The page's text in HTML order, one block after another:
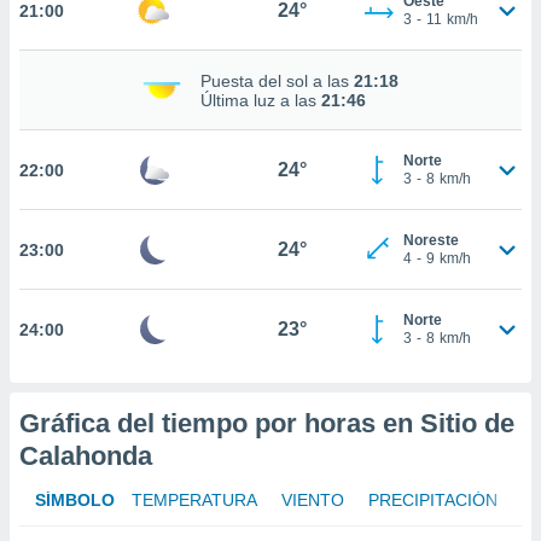
como
IP
a lo que
Para
su
u
21:00 24°
3 - 11 km/h
Puesta del sol a las 21:18
Última luz a las 21:46
22:00 24°
Norte
3 - 8 km/h
23:00 24°
Noreste
4 - 9 km/h
24:00 23°
Norte
3 - 8 km/h
Gráfica del tiempo por horas en Sitio de
Calahonda
SÍMBOLO TEMPERATURA VIENTO PRECIPITACIÓN